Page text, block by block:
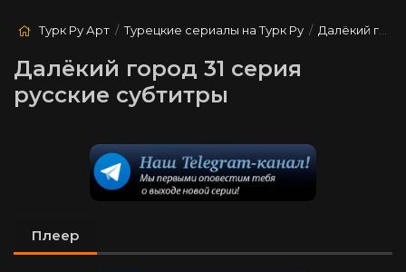
Турк Ру Арт /Турецкие сериалы на Турк Ру / Далёкий город
Далёкий город 31 серия
русские субтитры
Плеер